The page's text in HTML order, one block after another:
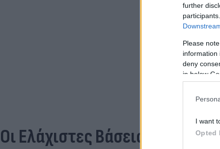
further
Please
information
deny
in below
I want
Opted
Οι Ελάχιστες Βάσεις